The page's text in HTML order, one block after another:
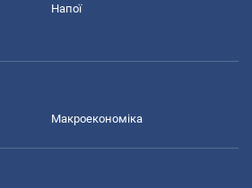
Напої
Макроекономіка